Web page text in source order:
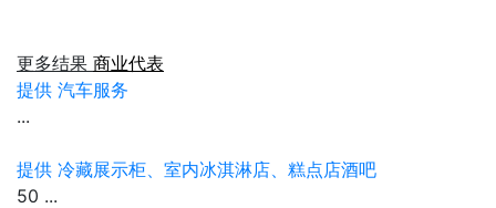
更多结果 商业代表
提供 汽车服务
...
提供 冷藏展示柜、室内冰淇淋店、糕点店酒吧
50 ...